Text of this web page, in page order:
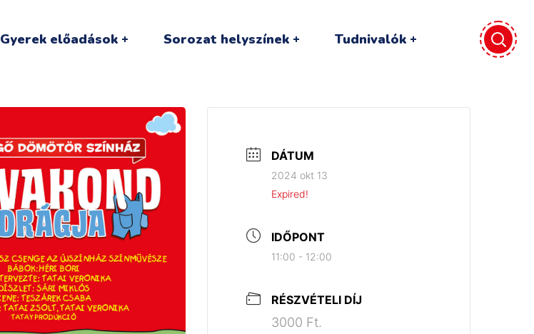
Gyerek előadások Sorozat helyszínek Tudnivalók
DÁTUM
2024 okt 13
Expired!
IDŐPONT
11:00 - 12:00
RÉSZVÉTELI DÍJ
3000 Ft.